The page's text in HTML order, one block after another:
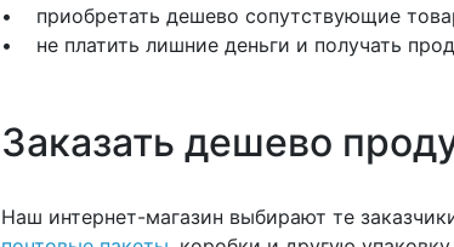
• приобретать дешево сопутствующие
• не платить лишние деньги и получать
Заказать дешево
Наш интернет-магазин выбирают те